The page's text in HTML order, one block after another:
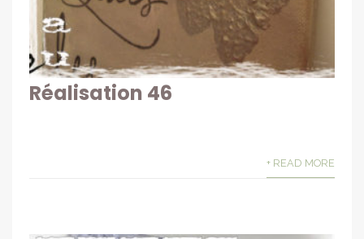
Réalisation 46
+ READ MORE